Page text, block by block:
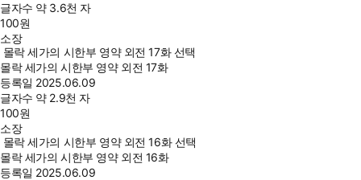
글자수 약 3.6천 자
100원
소장
몰락 세가의 시한부 영약 외전 17화 선택
몰락 세가의 시한부 영약 외전 17화
등록일 2025.06.09
글자수 약 2.9천 자
100원
소장
몰락 세가의 시한부 영약 외전 16화 선택
몰락 세가의 시한부 영약 외전 16화
등록일 2025.06.09